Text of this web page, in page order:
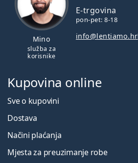
Mino
služba za
korisnike
E-trgovina
pon-pet: 8-18
info@lentiamo.hr
Kupovina online
Sve o kupovini
Dostava
Načini plaćanja
Mjesta za preuzimanje robe